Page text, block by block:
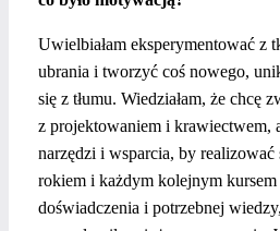
Uwielbiałam eksperymentować z
ubrania i tworzyć coś nowego,
się z tłumu. Wiedziałam, że chcę
z projektowaniem i krawiectwem,
narzędzi i wsparcia, by
rokiem i każdym kolejnym kursem
doświadczenia i potrzebnej